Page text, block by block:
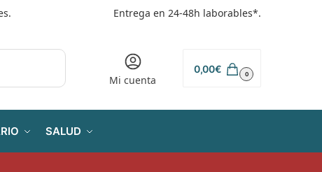
Entrega en 24-48h laborables*.
Mi cuenta
0,00€ 0
SALUD